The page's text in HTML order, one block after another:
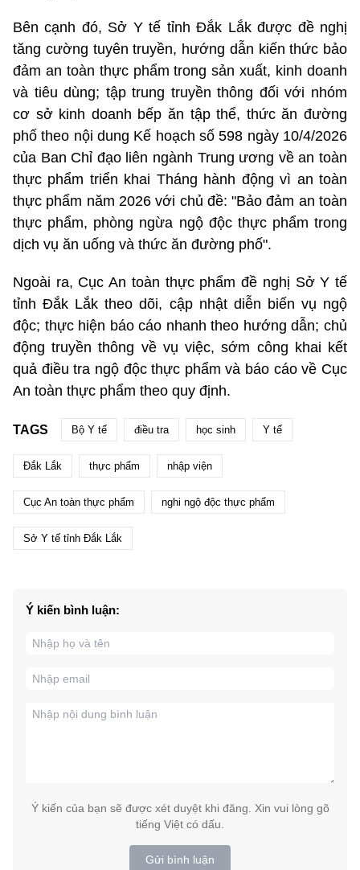
Bên cạnh đó, Sở Y tế tỉnh Đắk Lắk được đề nghị
tăng cường tuyên truyền, hướng dẫn kiến thức bảo
đảm an toàn thực phẩm trong sản xuất, kinh doanh
và tiêu dùng; tập trung truyền thông đối với nhóm
cơ sở kinh doanh bếp ăn tập thể, thức ăn đường
phố theo nội dung Kế hoạch số 598 ngày 10/4/2026
của Ban Chỉ đạo liên ngành Trung ương về an toàn
thực phẩm triển khai Tháng hành động vì an toàn
thực phẩm năm 2026 với chủ đề: "Bảo đảm an toàn
thực phẩm, phòng ngừa ngộ độc thực phẩm trong
dịch vụ ăn uống và thức ăn đường phố".
Ngoài ra, Cục An toàn thực phẩm đề nghị Sở Y tế
tỉnh Đắk Lắk theo dõi, cập nhật diễn biến vụ ngộ
độc; thực hiện báo cáo nhanh theo hướng dẫn; chủ
động truyền thông về vụ việc, sớm công khai kết
quả điều tra ngộ độc thực phẩm và báo cáo về Cục
An toàn thực phẩm theo quy định.
TAGS Bộ Y tế điều tra học sinh Y tế
Đắk Lắk thực phẩm nhập viện
Cục An toàn thực phẩm nghi ngộ độc thực phẩm
Sở Y tế tỉnh Đắk Lắk
Ý kiến bình luận:
Ý kiến của bạn sẽ được xét duyệt khi đăng. Xin vui lòng gõ
tiếng Việt có dấu.
Gửi bình luận